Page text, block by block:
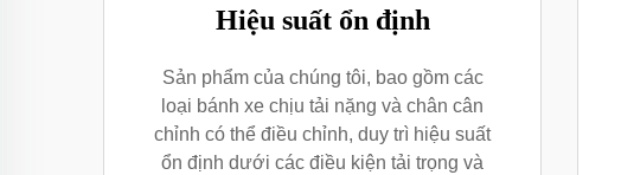
Hiệu suất ổn định
Sản phẩm của chúng tôi, bao gồm các
loại bánh xe chịu tải nặng và chân cân
chỉnh có thể điều chỉnh, duy trì hiệu suất
ổn định dưới các điều kiện tải trọng và